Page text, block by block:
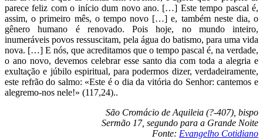
parece feliz com o início dum novo ano. […] Este tempo pascal é,
assim, o primeiro mês, o tempo novo […] e, também neste dia, o
gênero humano é renovado. Pois hoje, no mundo inteiro,
inumeráveis povos ressuscitam, pela água do batismo, para uma vida
nova. […] E nós, que acreditamos que o tempo pascal é, na verdade,
o ano novo, devemos celebrar esse santo dia com toda a alegria e
exultação e júbilo espiritual, para podermos dizer, verdadeiramente,
este refrão do salmo: «Este é o dia da vitória do Senhor: cantemos e
alegremo-nos nele!» (117,24)..
São Cromácio de Aquileia (?-407), bispo
Sermão 17, segundo para a Grande Noite
Fonte: Evangelho Cotidiano